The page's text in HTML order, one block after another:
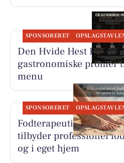
SPONSORERET
Den Hvide Hest
gastronomiske profiler
menu
SPONSORERET
Fodterapeutisk Klinik
tilbyder professionel
og i eget hjem